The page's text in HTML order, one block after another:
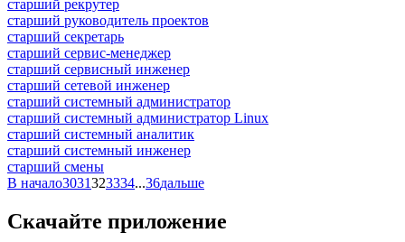
старший рекрутер
старший руководитель проектов
старший секретарь
старший сервис-менеджер
старший сервисный инженер
старший сетевой инженер
старший системный администратор
старший системный администратор Linux
старший системный аналитик
старший системный инженер
старший смены
В начало3031323334...36дальше
Скачайте приложение